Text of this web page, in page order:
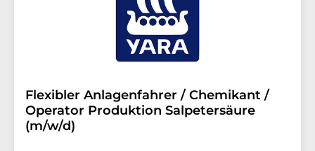
Flexibler Anlagenfahrer / Chemikant /
Operator Produktion Salpetersäure
(m/w/d)